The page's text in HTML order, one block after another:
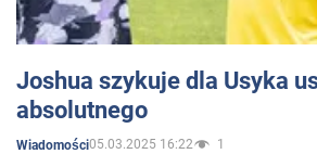
Joshua szykuje dla Usyka
absolutnego
Wiadomości05.03.2025 16:22 1